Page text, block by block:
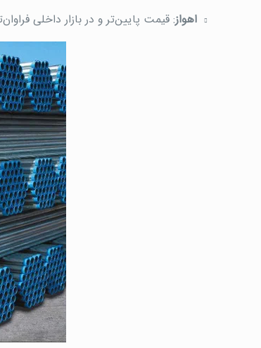
اهواز: قیمت پایین‌تر و در بازار داخلی